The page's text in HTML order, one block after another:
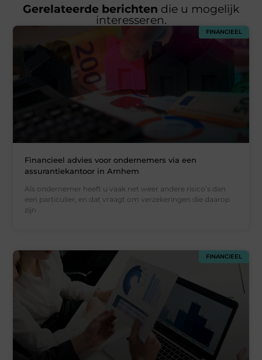
Gerelateerde berichten die u mogelijk
interesseren.
FINANCIEEL
Financieel advies voor ondernemers via een
assurantiekantoor in Arnhem
Als ondernemer heeft u vaak net weer andere risico’s dan
een particulier, en dat vraagt om verzekeringen die daarop
zijn
FINANCIEEL